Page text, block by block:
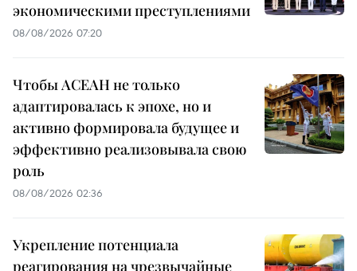
экономическими преступлениями
08/08/2026 07:20
Чтобы АСЕАН не только
адаптировалась к эпохе, но и
активно формировала будущее и
эффективно реализовывала свою
роль
08/08/2026 02:36
Укрепление потенциала
реагирования на чрезвычайные